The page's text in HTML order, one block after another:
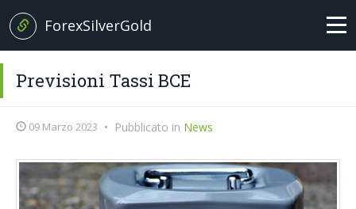
ForexSilverGold
EUR/USD
Brexit News
Previsioni Tassi BCE
09 Marzo 2023 • Pubblicato in News